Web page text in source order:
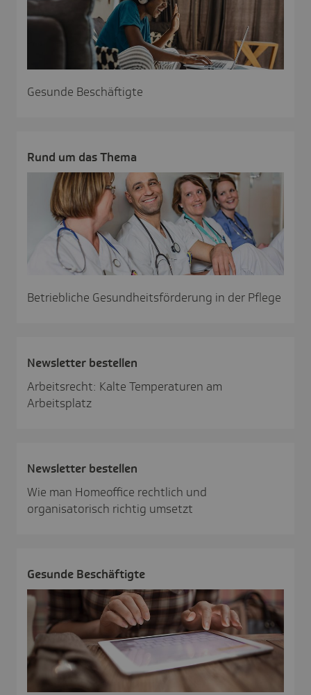
Gesunde Beschäftigte
Rund um das Thema
Betriebliche Gesundheitsförderung in der Pflege
News­letter bestellen
Arbeitsrecht: Kalte Temperaturen am
Arbeitsplatz
News­letter bestellen
Wie man Homeoffice rechtlich und
organisatorisch richtig umsetzt
Gesunde Beschäf­tigte